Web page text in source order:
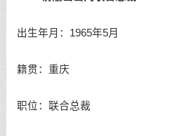
出生年月：1965年5月
籍贯：重庆
职位：联合总裁